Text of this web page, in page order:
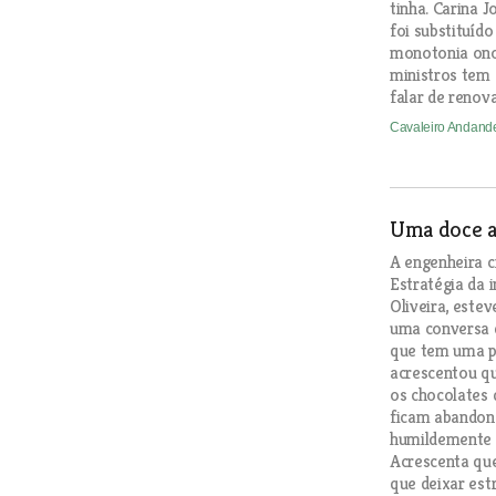
tinha. Carina
foi substituído
monotonia
ministros tem
falar de
Cavaleiro
Uma doce
A engenheira
Estratégia da
Oliveira,
uma conversa
que tem uma
acrescentou
os chocolates
ficam
Acrescenta
que deixar